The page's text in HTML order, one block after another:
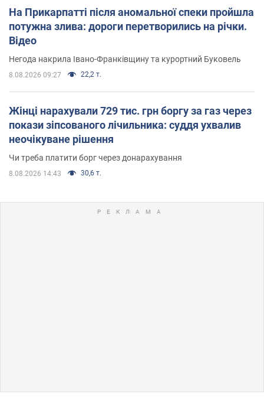
На Прикарпатті після аномальної спеки пройшла
потужна злива: дороги перетворились на річки.
Відео
Негода накрила Івано-Франківщину та курортний Буковель
8.08.2026 09:27 22,2 т.
Жінці нарахували 729 тис. грн боргу за газ через
покази зіпсованого лічильника: суддя ухвалив
неочікуване рішення
Чи треба платити борг через донарахування
8.08.2026 14:43 30,6 т.